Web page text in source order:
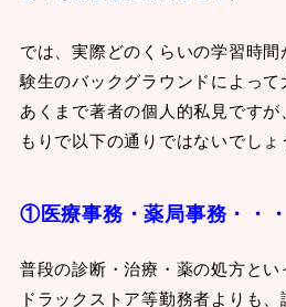
では、実際どのくらいの学習時
験生のバックグラウンドによって
あくまで著者の個人的私見です
もりで以下の通りではないでしょ
①医療事務・薬局事務・・
普段の診断・治療・薬の処方とい
ドラックストア等勤務者よりも